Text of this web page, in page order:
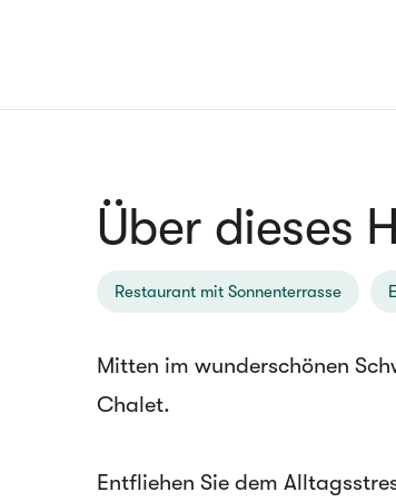
Über dieses
Restaurant mit Sonnenterrasse
Mitten im wunderschönen
Chalet.
Entfliehen Sie dem